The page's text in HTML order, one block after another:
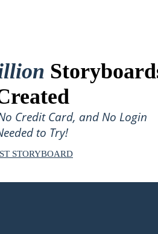
Credit Card, and No Login
to Try!
STORYBOARD